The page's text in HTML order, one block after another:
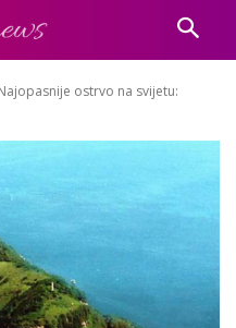
ostrvo na svijetu: